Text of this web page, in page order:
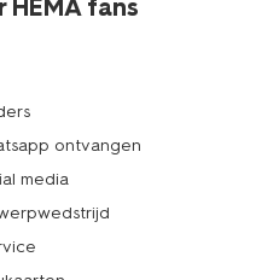
HEMA fans
ontvangen
media